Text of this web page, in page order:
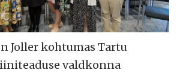
Joller kohtumas Tartu
valdkonna